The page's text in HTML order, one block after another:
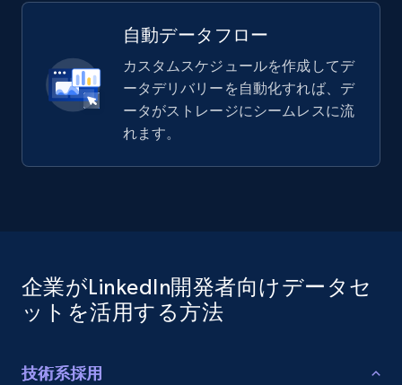
自動データフロー
カスタムスケジュールを作成してデ
ータデリバリーを自動化すれば、デ
ータがストレージにシームレスに流
れます。
企業がLinkedIn開発者向けデータセ
ットを活用する方法
技術系採用